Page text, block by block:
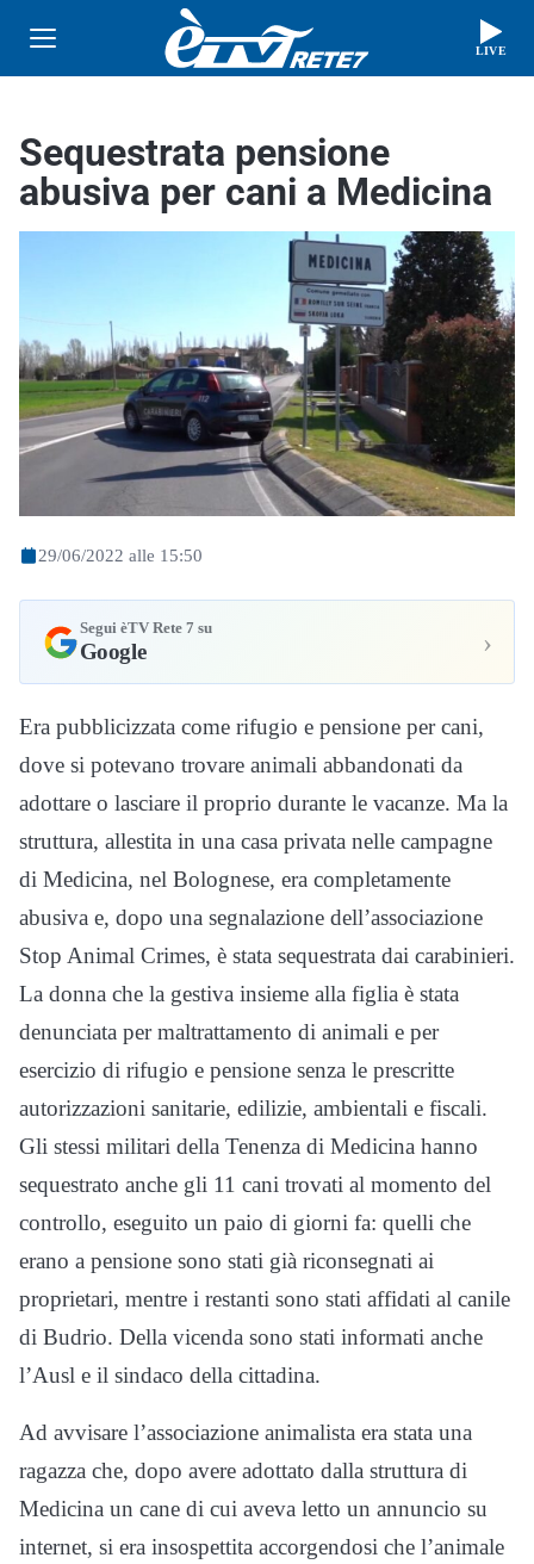
LIVE
Sequestrata pensione
abusiva per cani a Medicina
29/06/2022 alle 15:50
Segui èTV Rete 7 su
Google ›
Era pubblicizzata come rifugio e pensione per cani,
dove si potevano trovare animali abbandonati da
adottare o lasciare il proprio durante le vacanze. Ma la
struttura, allestita in una casa privata nelle campagne
di Medicina, nel Bolognese, era completamente
abusiva e, dopo una segnalazione dell’associazione
Stop Animal Crimes, è stata sequestrata dai carabinieri.
La donna che la gestiva insieme alla figlia è stata
denunciata per maltrattamento di animali e per
esercizio di rifugio e pensione senza le prescritte
autorizzazioni sanitarie, edilizie, ambientali e fiscali.
Gli stessi militari della Tenenza di Medicina hanno
sequestrato anche gli 11 cani trovati al momento del
controllo, eseguito un paio di giorni fa: quelli che
erano a pensione sono stati già riconsegnati ai
proprietari, mentre i restanti sono stati affidati al canile
di Budrio. Della vicenda sono stati informati anche
l’Ausl e il sindaco della cittadina.
Ad avvisare l’associazione animalista era stata una
ragazza che, dopo avere adottato dalla struttura di
Medicina un cane di cui aveva letto un annuncio su
internet, si era insospettita accorgendosi che l’animale